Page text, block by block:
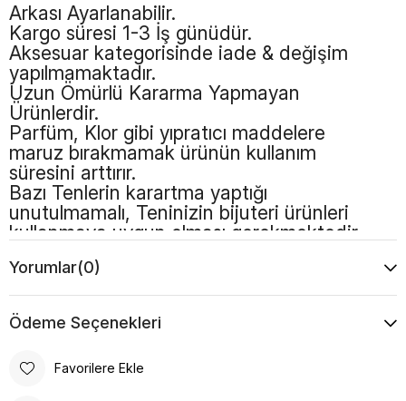
Arkası Ayarlanabilir.
Kargo süresi 1-3 İş günüdür.
Aksesuar kategorisinde iade & değişim
yapılmamaktadır.
Uzun Ömürlü Kararma Yapmayan
Ürünlerdir.
Parfüm, Klor gibi yıpratıcı maddelere
maruz bırakmamak ürünün kullanım
süresini arttırır.
Bazı Tenlerin karartma yaptığı
unutulmamalı, Teninizin bijuteri ürünleri
kullanmaya uygun olması gerekmektedir
Yorumlar(0)
Ödeme Seçenekleri
Favorilere Ekle